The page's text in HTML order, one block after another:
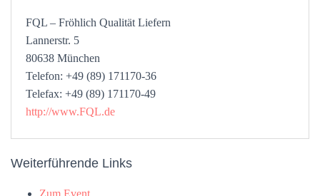
FQL – Fröhlich Qualität Liefern
Lannerstr. 5
80638 München
Telefon: +49 (89) 171170-36
Telefax: +49 (89) 171170-49
http://www.FQL.de
Weiterführende Links
Zum Event